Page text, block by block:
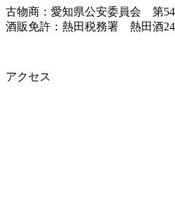
古物商：愛知県公安委員会 第
酒販免許：熱田税務署 熱田酒
アクセス